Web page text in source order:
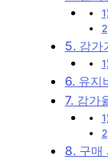
5. 감가
6. 유지
7. 감가
8. 구매